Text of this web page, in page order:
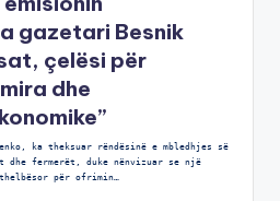
gazetari Besnik
çelësi për
dhe
ka theksuar rëndësinë e mbledhjes së
fermerët, duke nënvizuar se një
për ofrimin…